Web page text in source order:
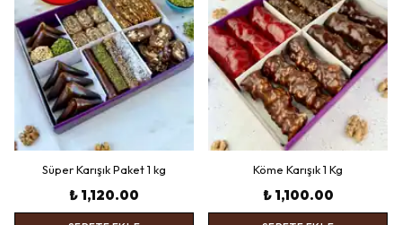
Süper Karışık Paket 1 kg
₺ 1,120.00
Köme Karışık 1 Kg
₺ 1,100.00